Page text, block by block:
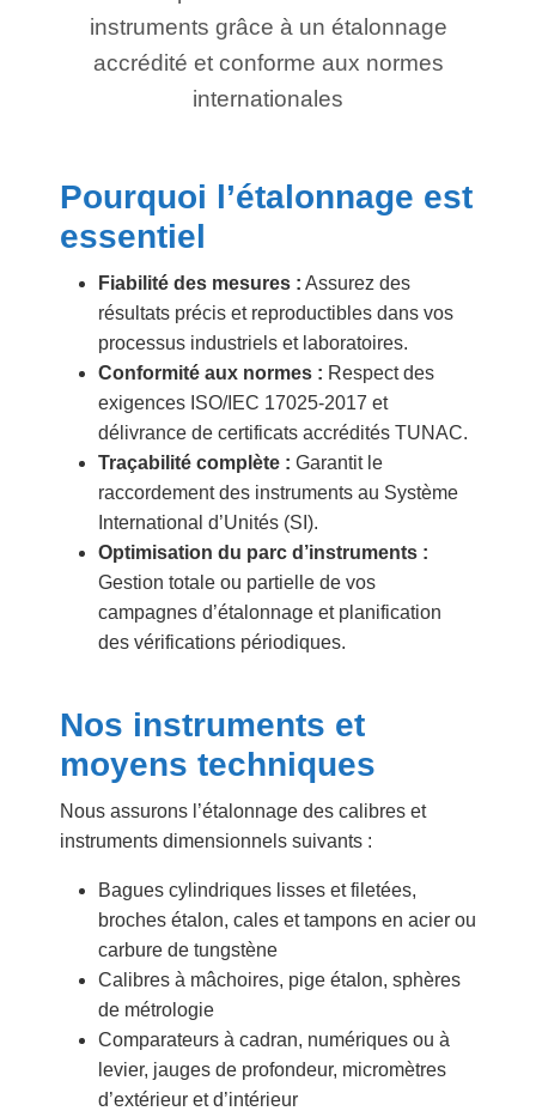
instruments grâce à un étalonnage
accrédité et conforme aux normes
internationales
Pourquoi l’étalonnage est
essentiel
Fiabilité des mesures : Assurez des
résultats précis et reproductibles dans vos
processus industriels et laboratoires.
Conformité aux normes : Respect des
exigences ISO/IEC 17025-2017 et
délivrance de certificats accrédités TUNAC.
Traçabilité complète : Garantit le
raccordement des instruments au Système
International d’Unités (SI).
Optimisation du parc d’instruments :
Gestion totale ou partielle de vos
campagnes d’étalonnage et planification
des vérifications périodiques.
Nos instruments et
moyens techniques
Nous assurons l’étalonnage des calibres et
instruments dimensionnels suivants :
Bagues cylindriques lisses et filetées,
broches étalon, cales et tampons en acier ou
carbure de tungstène
Calibres à mâchoires, pige étalon, sphères
de métrologie
Comparateurs à cadran, numériques ou à
levier, jauges de profondeur, micromètres
d’extérieur et d’intérieur